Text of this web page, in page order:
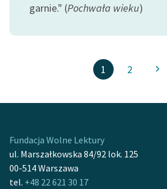
garnie." (Pochwała wieku)
1 2
Fundacja Wolne Lektury
ul. Marszałkowska 84/92 lok. 125
00-514 Warszawa
tel. +48 22 621 30 17